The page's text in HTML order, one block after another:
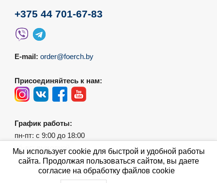
+375 44 701-67-83
E-mail: order@foerch.by
Присоединяйтесь к нам:
График работы:
пн-пт: с 9:00 до 18:00
сб-вс: выходной
Мы использует cookie для быстрой и удобной работы
сайта. Продолжая пользоваться сайтом, вы даете
согласие на обработку файлов cookie